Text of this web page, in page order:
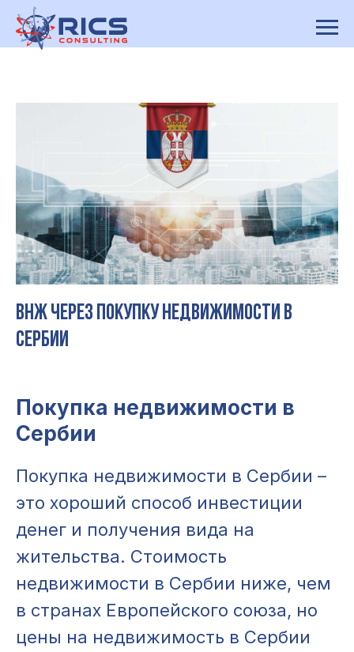
ВНЖ через покупку недвижимости в
Сербии
Покупка недвижимости в
Сербии
Покупка недвижимости в Сербии –
это хороший способ инвестиции
денег и получения вида на
жительства. Стоимость
недвижимости в Сербии ниже, чем
в странах Европейского союза, но
цены на недвижимость в Сербии